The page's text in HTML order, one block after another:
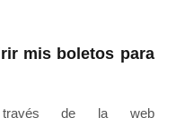
mis boletos para
través de la web